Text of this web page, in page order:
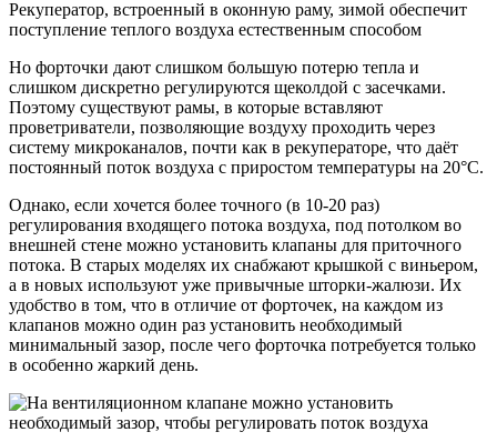
Рекуператор, встроенный в оконную раму, зимой обеспечит
поступление теплого воздуха естественным способом
Но форточки дают слишком большую потерю тепла и
слишком дискретно регулируются щеколдой с засечками.
Поэтому существуют рамы, в которые вставляют
проветриватели, позволяющие воздуху проходить через
систему микроканалов, почти как в рекуператоре, что даёт
постоянный поток воздуха с приростом температуры на 20°С.
Однако, если хочется более точного (в 10-20 раз)
регулирования входящего потока воздуха, под потолком во
внешней стене можно установить клапаны для приточного
потока. В старых моделях их снабжают крышкой с виньером,
а в новых используют уже привычные шторки-жалюзи. Их
удобство в том, что в отличие от форточек, на каждом из
клапанов можно один раз установить необходимый
минимальный зазор, после чего форточка потребуется только
в особенно жаркий день.